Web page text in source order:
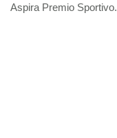
Aspira Premio Sportivo.